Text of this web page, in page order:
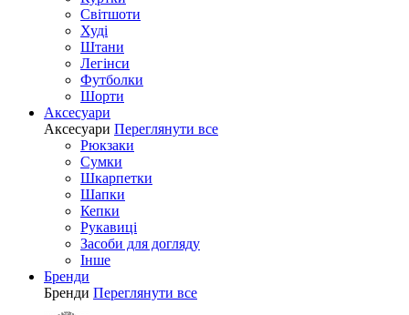
Світшоти
Худі
Штани
Легінси
Футболки
Шорти
Аксесуари
Аксесуари Переглянути все
Рюкзаки
Сумки
Шкарпетки
Шапки
Кепки
Рукавиці
Засоби для догляду
Інше
Бренди
Бренди Переглянути все